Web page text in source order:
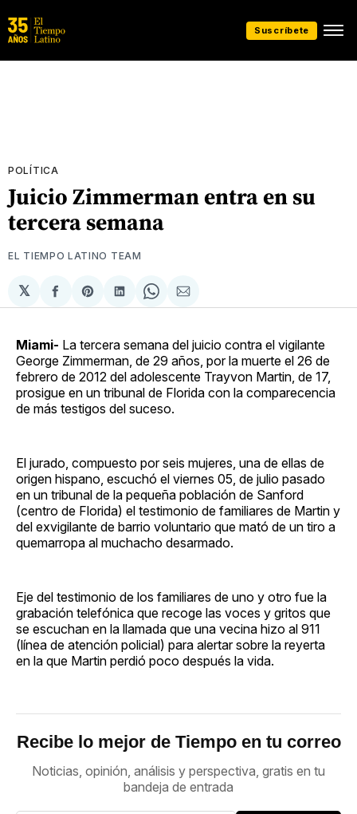
Suscríbete
POLÍTICA
Juicio Zimmerman entra en su
tercera semana
EL TIEMPO LATINO TEAM
𝕏
Compartir
en
Share
on
Compartir
en
Share
on
Compartir
via
Miami- La tercera semana del juicio contra el vigilante
George Zimmerman, de 29 años, por la muerte el 26 de
febrero de 2012 del adolescente Trayvon Martin, de 17,
prosigue en un tribunal de Florida con la comparecencia
de más testigos del suceso.
El jurado, compuesto por seis mujeres, una de ellas de
origen hispano, escuchó el viernes 05, de julio pasado
en un tribunal de la pequeña población de Sanford
(centro de Florida) el testimonio de familiares de Martin y
del exvigilante de barrio voluntario que mató de un tiro a
quemarropa al muchacho desarmado.
Eje del testimonio de los familiares de uno y otro fue la
grabación telefónica que recoge las voces y gritos que
se escuchan en la llamada que una vecina hizo al 911
(línea de atención policial) para alertar sobre la reyerta
en la que Martin perdió poco después la vida.
Recibe lo mejor de Tiempo en tu correo
Noticias, opinión, análisis y perspectiva, gratis en tu
bandeja de entrada